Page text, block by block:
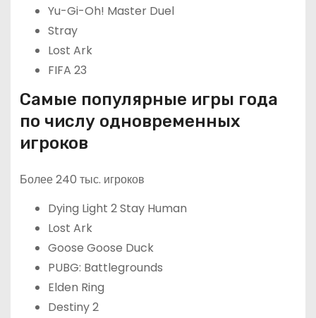
Yu-Gi-Oh! Master Duel
Stray
Lost Ark
FIFA 23
Самые популярные игры года
по числу одновременных
игроков
Более 240 тыс. игроков
Dying Light 2 Stay Human
Lost Ark
Goose Goose Duck
PUBG: Battlegrounds
Elden Ring
Destiny 2